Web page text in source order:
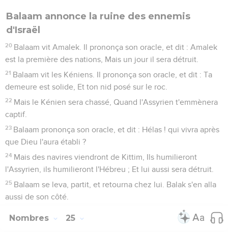
Balaam annonce la ruine des ennemis
d'Israël
20 Balaam vit Amalek. Il prononça son oracle, et dit : Amalek
est la première des nations, Mais un jour il sera détruit.
21 Balaam vit les Kéniens. Il prononça son oracle, et dit : Ta
demeure est solide, Et ton nid posé sur le roc.
22 Mais le Kénien sera chassé, Quand l'Assyrien t'emmènera
captif.
23 Balaam prononça son oracle, et dit : Hélas ! qui vivra après
que Dieu l'aura établi ?
24 Mais des navires viendront de Kittim, Ils humilieront
l'Assyrien, ils humilieront l'Hébreu ; Et lui aussi sera détruit.
25 Balaam se leva, partit, et retourna chez lui. Balak s'en alla
aussi de son côté.
Nombres 25